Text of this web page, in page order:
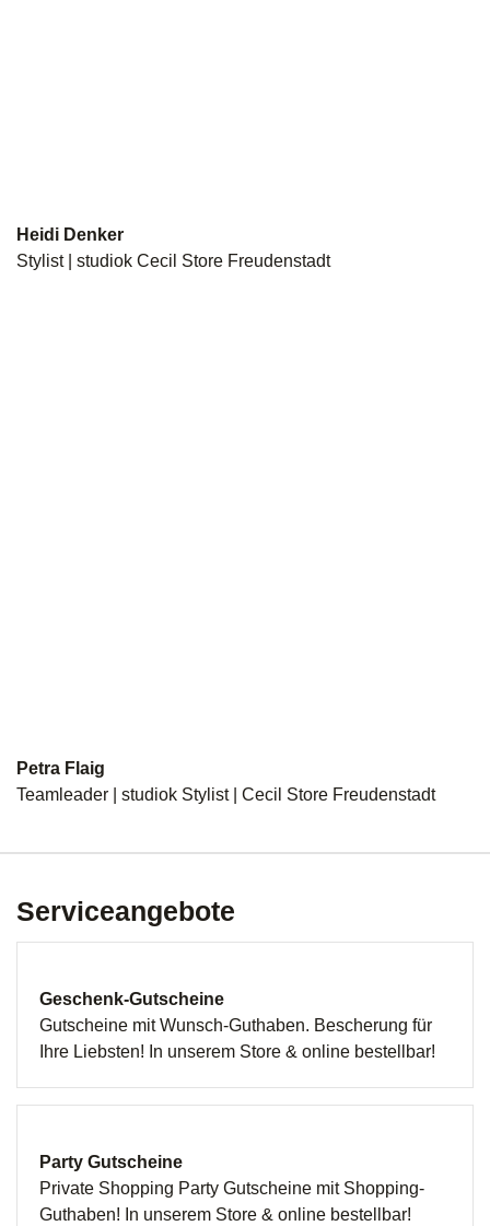
Heidi Denker
Stylist | studiok Cecil Store Freudenstadt
Petra Flaig
Teamleader | studiok Stylist | Cecil Store Freudenstadt
Serviceangebote
Geschenk-Gutscheine
Gutscheine mit Wunsch-Guthaben. Bescherung für
Ihre Liebsten! In unserem Store & online bestellbar!
Party Gutscheine
Private Shopping Party Gutscheine mit Shopping-
Guthaben! In unserem Store & online bestellbar!